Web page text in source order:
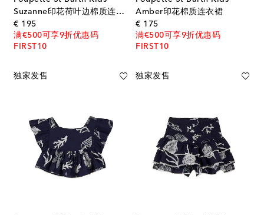
Suzanne印花荷叶边棉质连衣裙
€ 195original price
满€500可享9折优惠码
FIRST10
Amber印花棉质连衣裙
€ 175original price
满€500可享9折优惠码
FIRST10
独家发售 独家发售